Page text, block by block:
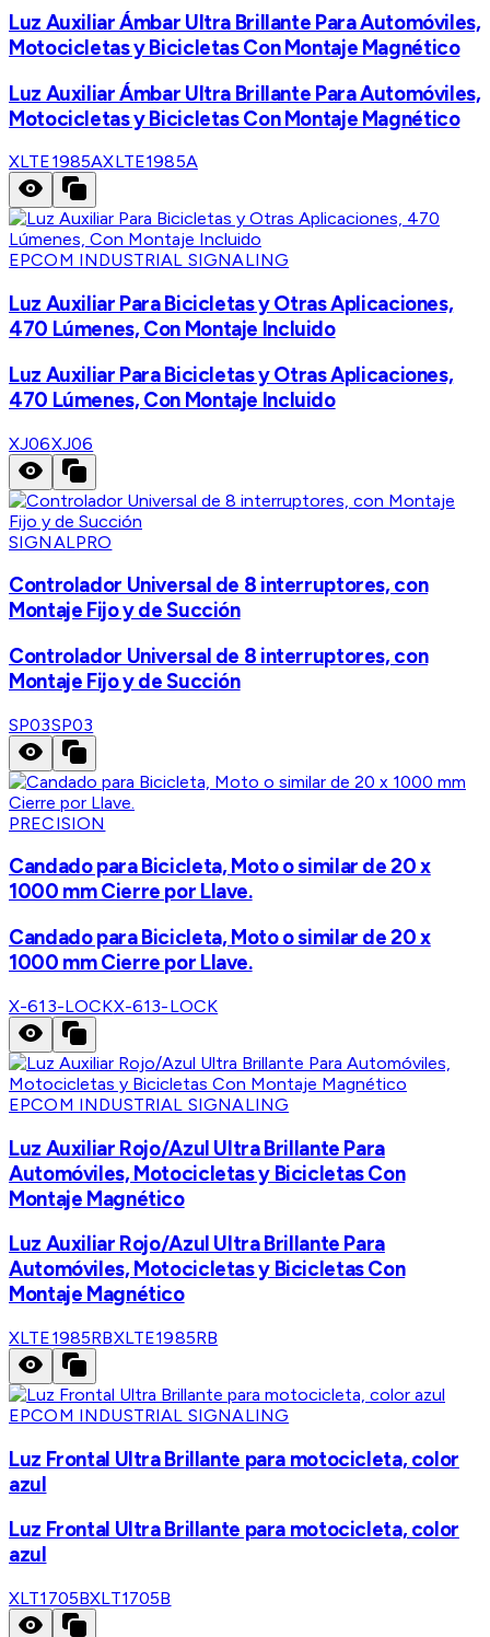
Luz Auxiliar Ámbar Ultra Brillante Para Automóviles,
Motocicletas y Bicicletas Con Montaje Magnético
Luz Auxiliar Ámbar Ultra Brillante Para Automóviles,
Motocicletas y Bicicletas Con Montaje Magnético
XLTE1985AXLTE1985A
EPCOM INDUSTRIAL SIGNALING
Luz Auxiliar Para Bicicletas y Otras Aplicaciones,
470 Lúmenes, Con Montaje Incluido
Luz Auxiliar Para Bicicletas y Otras Aplicaciones,
470 Lúmenes, Con Montaje Incluido
XJ06XJ06
SIGNALPRO
Controlador Universal de 8 interruptores, con
Montaje Fijo y de Succión
Controlador Universal de 8 interruptores, con
Montaje Fijo y de Succión
SP03SP03
PRECISION
Candado para Bicicleta, Moto o similar de 20 x
1000 mm Cierre por Llave.
Candado para Bicicleta, Moto o similar de 20 x
1000 mm Cierre por Llave.
X-613-LOCKX-613-LOCK
EPCOM INDUSTRIAL SIGNALING
Luz Auxiliar Rojo/Azul Ultra Brillante Para
Automóviles, Motocicletas y Bicicletas Con
Montaje Magnético
Luz Auxiliar Rojo/Azul Ultra Brillante Para
Automóviles, Motocicletas y Bicicletas Con
Montaje Magnético
XLTE1985RBXLTE1985RB
EPCOM INDUSTRIAL SIGNALING
Luz Frontal Ultra Brillante para motocicleta, color
azul
Luz Frontal Ultra Brillante para motocicleta, color
azul
XLT1705BXLT1705B